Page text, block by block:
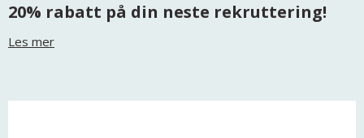
20% rabatt på din neste rekruttering!
Les mer